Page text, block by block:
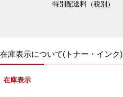
特別配送料（税別）
在庫表示について(トナー・インク)
在庫表示